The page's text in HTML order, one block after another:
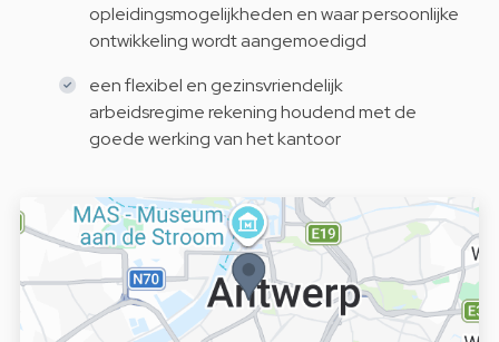
opleidingsmogelijkheden en waar persoonlijke
ontwikkeling wordt aangemoedigd
een flexibel en gezinsvriendelijk
arbeidsregime rekening houdend met de
goede werking van het kantoor